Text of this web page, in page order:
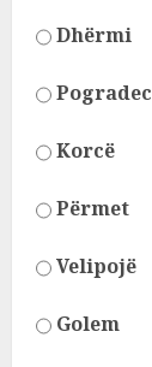
Dhërmi
Pogradec
Korcë
Përmet
Velipojë
Golem